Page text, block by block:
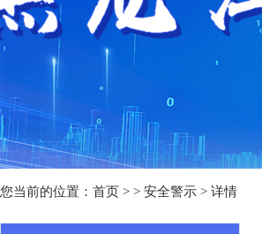
您当前的位置： 首页 > > 安全警示 > 详情